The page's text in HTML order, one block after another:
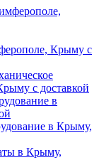
Крыму с
с доставкой
в
в Крыму,
в Крыму,